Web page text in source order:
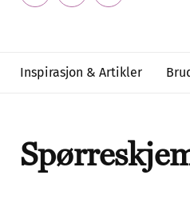
Inspirasjon & Artikler